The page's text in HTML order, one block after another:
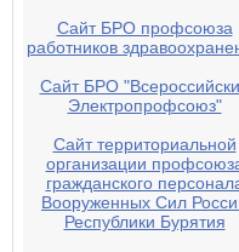
Сайт БРО профсоюза
работников
Сайт БРО
Электропрофсоюз"
Сайт территориальной
организации
гражданского
Вооруженных Сил
Республики Бурятия